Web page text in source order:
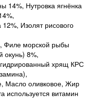
14%, Нутровка ягнёнка
Изолят рисового
Филе морской рыбы
окунь) 8%,
хрящ КРС
Масло оливковое, Жир
используется витамин